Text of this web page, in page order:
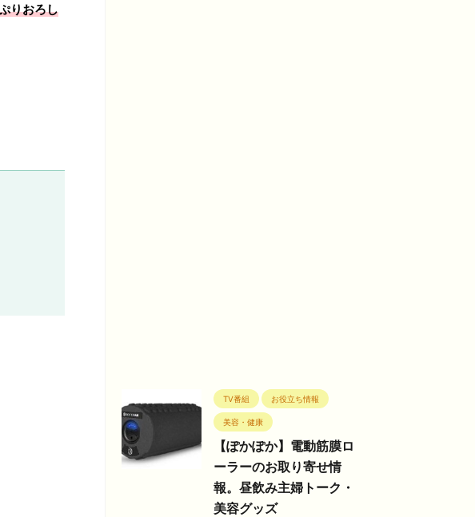
りおろし
TV番組 お役立ち情報
美容・健康
【ぽかぽか】電動筋膜ロ
ーラーのお取り寄せ情
報。昼飲み主婦トーク・
美容グッズ